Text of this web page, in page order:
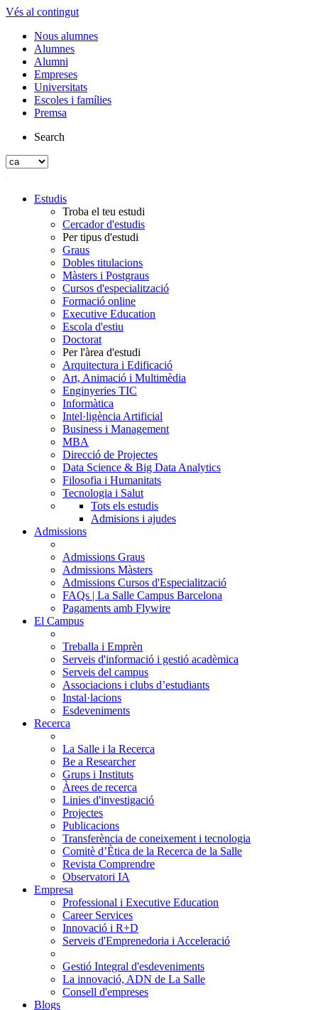
Vés al contingut
Nous alumnes
Alumnes
Alumni
Empreses
Universitats
Escoles i famílies
Premsa
Search
Estudis
Troba el teu estudi
Cercador d'estudis
Per tipus d'estudi
Graus
Dobles titulacions
Màsters i Postgraus
Cursos d'especialització
Formació online
Executive Education
Escola d'estiu
Doctorat
Per l'àrea d'estudi
Arquitectura i Edificació
Art, Animació i Multimèdia
Enginyeries TIC
Informàtica
Intel·ligència Artificial
Business i Management
MBA
Direcció de Projectes
Data Science & Big Data Analytics
Filosofia i Humanitats
Tecnologia i Salut
Tots els estudis
Admisions i ajudes
Admissions
Admissions Graus
Admissions Màsters
Admissions Cursos d'Especialització
FAQs | La Salle Campus Barcelona
Pagaments amb Flywire
El Campus
Treballa i Emprèn
Serveis d'informació i gestió acadèmica
Serveis del campus
Associacions i clubs d’estudiants
Instal·lacions
Esdeveniments
Recerca
La Salle i la Recerca
Be a Researcher
Grups i Instituts
Àrees de recerca
Linies d'investigació
Projectes
Publicacions
Transferència de coneixement i tecnologia
Comitè d’Ètica de la Recerca de la Salle
Revista Comprendre
Observatori IA
Empresa
Professional i Executive Education
Career Services
Innovació i R+D
Serveis d'Emprenedoria i Acceleració
Gestió Integral d'esdeveniments
La innovació, ADN de La Salle
Consell d'empreses
Blogs